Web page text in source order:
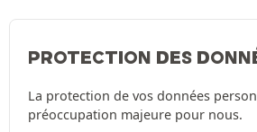
PROTECTION DES
La protection de vos données
préoccupation majeure pour nous.